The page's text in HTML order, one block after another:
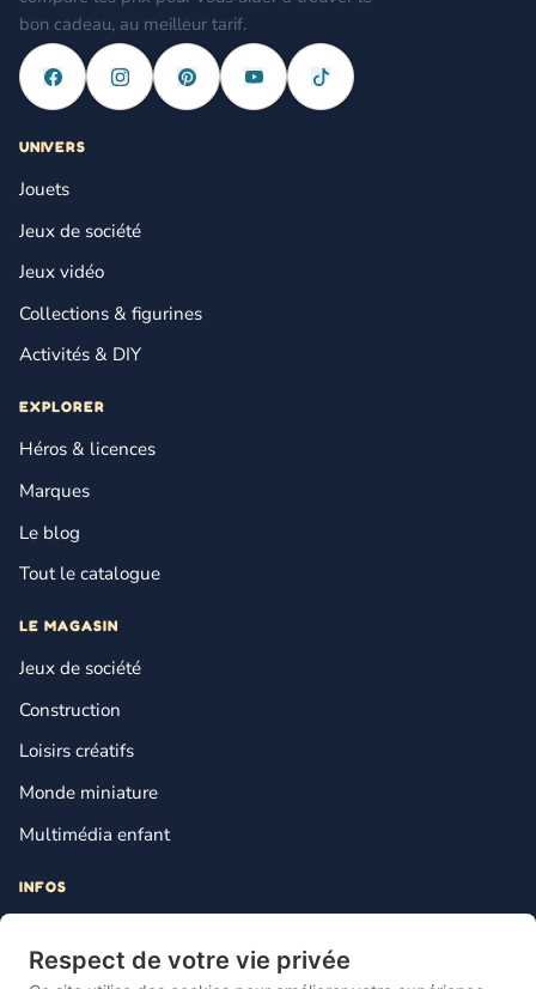
Respect de votre vie privée
bon cadeau, au meilleur tarif.
UNIVERS
Jouets
Jeux de société
Jeux vidéo
Collections & figurines
Activités & DIY
EXPLORER
Héros & licences
Marques
Le blog
Tout le catalogue
LE MAGASIN
Jeux de société
Construction
Loisirs créatifs
Monde miniature
Multimédia enfant
INFOS
Mentions légales